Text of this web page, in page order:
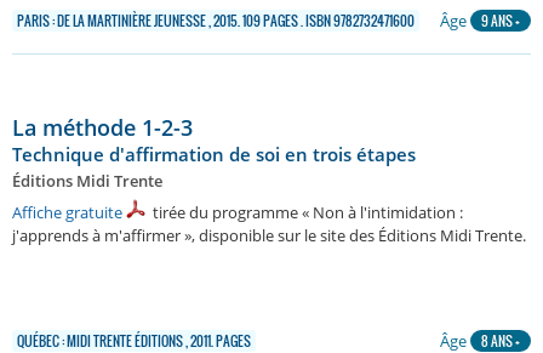
PARIS : DE LA MARTINIÈRE JEUNESSE , 2015. 109 PAGES . ISBN 9782732471600 Âge 9 ANS +
La méthode 1-2-3
Technique d'affirmation de soi en trois étapes
Éditions Midi Trente
Affiche gratuite
tirée du programme « Non à l'intimidation :
j'apprends à m'affirmer », disponible sur le site des Éditions Midi Trente.
QUÉBEC : MIDI TRENTE ÉDITIONS , 2011. PAGES Âge 8 ANS +